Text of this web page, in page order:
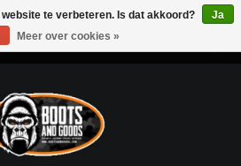
te verbeteren. Is dat akkoord?
Ja
Meer over cookies »